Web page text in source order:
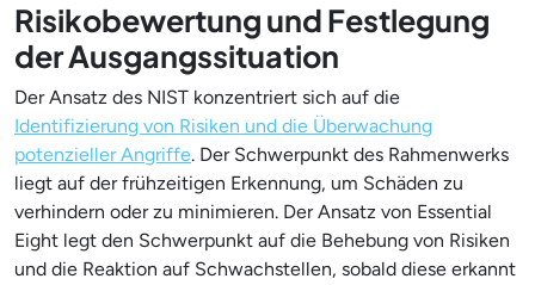
Risikobewertung und Festlegung
der Ausgangssituation
Der Ansatz des NIST konzentriert sich auf die
Identifizierung von Risiken und die Überwachung
potenzieller Angriffe. Der Schwerpunkt des Rahmenwerks
liegt auf der frühzeitigen Erkennung, um Schäden zu
verhindern oder zu minimieren. Der Ansatz von Essential
Eight legt den Schwerpunkt auf die Behebung von Risiken
und die Reaktion auf Schwachstellen, sobald diese erkannt